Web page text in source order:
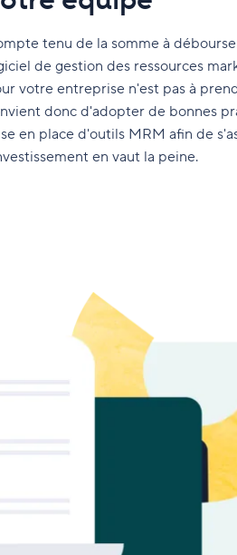
tenu de la somme à
de gestion des ressources
votre entreprise n'est pas à
donc d'adopter de bonnes
en place d'outils MRM afin de
en vaut la peine.